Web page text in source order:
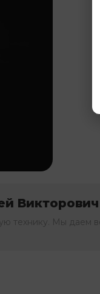
Викторович
технику. Мы даем